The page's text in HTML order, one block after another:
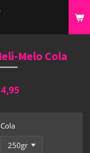
Melo Cola
Cola